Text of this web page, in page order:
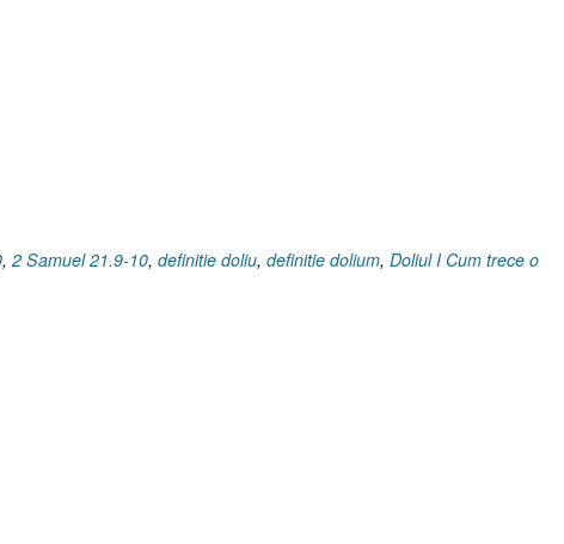
21.10]”
, 2 Samuel 21.9-10, definitie doliu, definitie dolium, Doliul I Cum trece o